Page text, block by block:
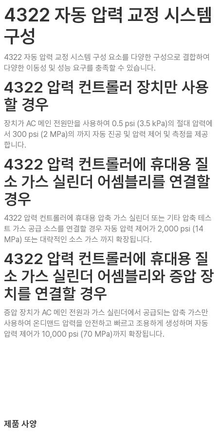
4322 자동 압력 교정 시스템
구성
4322 자동 압력 교정 시스템 구성 요소를 다양한 구성으로 결합하여
다양한 이동성 및 성능 요구를 충족할 수 있습니다.
4322 압력 컨트롤러 장치만 사용
할 경우
장치가 AC 메인 전원만을 사용하여 0.5 psi (3.5 kPa)의 절대 압력에
서 300 psi (2 MPa)의 까지 자동 진공 및 압력 제어 및 측정을 제공
합니다.
4322 압력 컨트롤러에 휴대용 질
소 가스 실린더 어셈블리를 연결할
경우
4322 압력 컨트롤러에 휴대용 압축 가스 실린더 또는 기타 압축 테스
트 가스 공급 소스를 연결할 경우 자동 압력 제어가 2,000 psi (14
MPa) 또는 대략적인 소스 가스 까지 확장됩니다.
4322 압력 컨트롤러에 휴대용 질
소 가스 실린더 어셈블리와 증압 장
치를 연결할 경우
증압 장치가 AC 메인 전원과 가스 실린더에서 공급되는 압축 가스만
사용하여 온디맨드 압력을 안전하고 빠르고 조용하게 생성하며 자동
압력 제어가 10,000 psi (70 MPa)까지 확장됩니다.
제품 사양